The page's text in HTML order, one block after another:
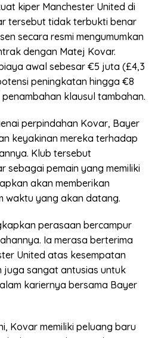
kiper Manchester United di
tersebut tidak terbukti benar
secara resmi mengumumkan
dengan Matej Kovar.
awal sebesar €5 juta (£4,3
peningkatan hingga €8
klausul tambahan.
perpindahan Kovar, Bayer
keyakinan mereka terhadap
Klub tersebut
sebagai pemain yang memiliki
akan memberikan
waktu yang akan datang.
perasaan bercampur
Ia merasa berterima
United atas kesempatan
juga sangat antusias untuk
kariernya bersama Bayer
Kovar memiliki peluang baru